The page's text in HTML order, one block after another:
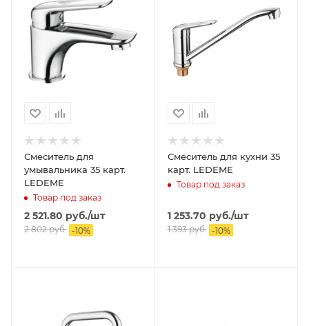
Смеситель для
умывальника 35 карт.
LEDEME
Товар под заказ
2 521.80 руб./шт
2 802руб. -10%
Смеситель для кухни 35
карт. LEDEME
Товар под заказ
1 253.70 руб./шт
1 393руб. -10%